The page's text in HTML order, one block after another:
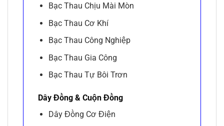
Bạc Thau Chịu Mài Mòn
Bạc Thau Cơ Khí
Bạc Thau Công Nghiệp
Bạc Thau Gia Công
Bạc Thau Tự Bôi Trơn
Dây Đồng & Cuộn Đồng
Dây Đồng Cơ Điện